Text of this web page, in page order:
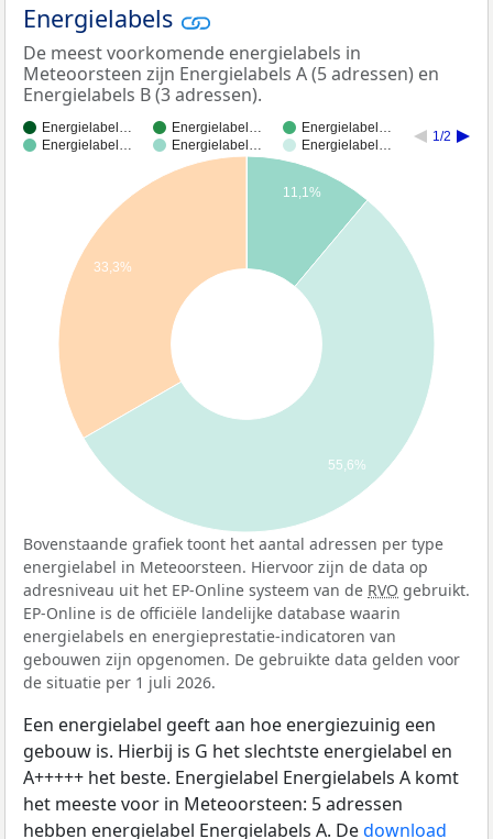
Energielabels
De meest voorkomende energielabels in
Meteoorsteen zijn Energielabels A (5 adressen) en
Energielabels B (3 adressen).
Energielabel… Energielabel…
Energielabel…
Energielabel…
Energielabel… Energielabel…
1/2
11,1%
33,3%
55,6%
Bovenstaande grafiek toont het aantal adressen per type
energielabel in Meteoorsteen. Hiervoor zijn de data op
adresniveau uit het EP-Online systeem van de RVO gebruikt.
EP-Online is de officiële landelijke database waarin
energielabels en energieprestatie-indicatoren van
gebouwen zijn opgenomen. De gebruikte data gelden voor
de situatie per 1 juli 2026.
Een energielabel geeft aan hoe energiezuinig een
gebouw is. Hierbij is G het slechtste energielabel en
A+++++ het beste. Energielabel Energielabels A komt
het meeste voor in Meteoorsteen: 5 adressen
hebben energielabel Energielabels A. Dedownload